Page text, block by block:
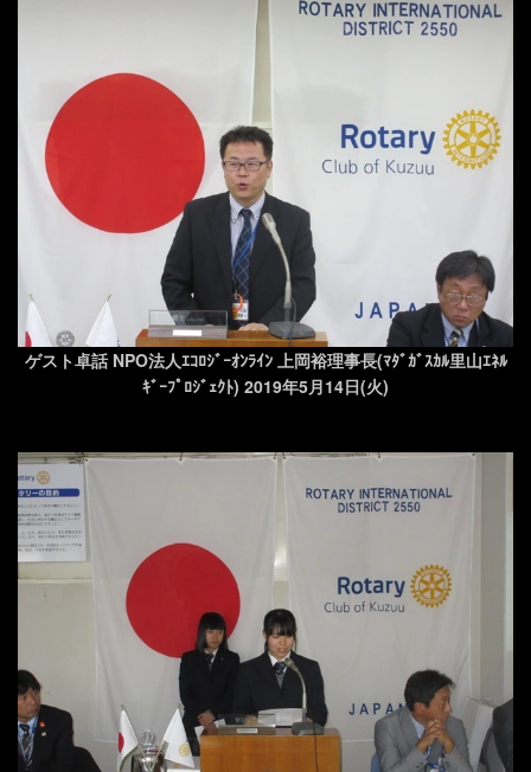
ゲスト卓話 NPO法人ｴｺﾛｼﾞｰｵﾝﾗｲﾝ 上岡裕理事長(ﾏﾀﾞｶﾞｽｶﾙ里山ｴﾈﾙ
ｷﾞｰﾌﾟﾛｼﾞｪｸﾄ) 2019年5月14日(火)